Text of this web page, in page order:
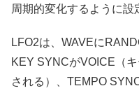
周期的変化するように設
LFO2は、WAVEに
KEY SYNCがVOICE（
される）、TEMPO